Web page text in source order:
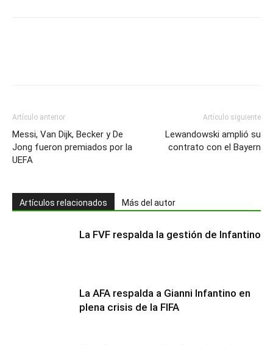
Artículo anterior
Messi, Van Dijk, Becker y De
Jong fueron premiados por la
UEFA
Artículo siguiente
Lewandowski amplió su
contrato con el Bayern
Artículos relacionados Más del autor
La FVF respalda la gestión de Infantino
La AFA respalda a Gianni Infantino en
plena crisis de la FIFA